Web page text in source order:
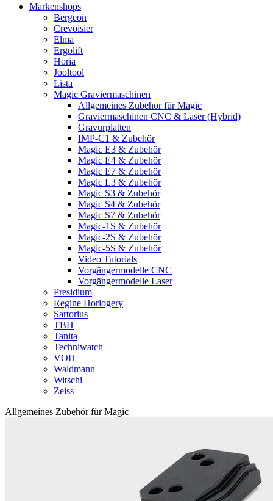
Markenshops
Bergeon
Crevoisier
Elma
Ergolift
Horia
Jooltool
Lista
Magic Graviermaschinen
Allgemeines Zubehör für Magic
Graviermaschinen CNC & Laser (Hybrid)
Gravurplatten
IMP-C1 & Zubehör
Magic E3 & Zubehör
Magic E4 & Zubehör
Magic E7 & Zubehör
Magic L3 & Zubehör
Magic S3 & Zubehör
Magic S4 & Zubehör
Magic S7 & Zubehör
Magic-1S & Zubehör
Magic-2S & Zubehör
Magic-5S & Zubehör
Video Tutorials
Vorgängermodelle CNC
Vorgängermodelle Laser
Presidium
Regine Horlogery
Sartorius
TBH
Tanita
Techniwatch
VOH
Waldmann
Witschi
Zeiss
Allgemeines Zubehör für Magic